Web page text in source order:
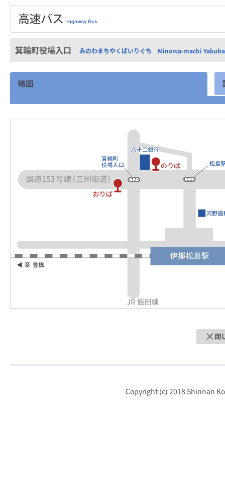
箕輪町役場入口 みのわまちやくばいりぐち Minowa-machi Yakuba
Copyright (c) 2018 Shinnan